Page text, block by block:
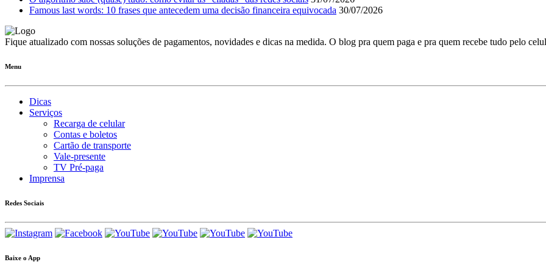
Famous last words: 10 frases que antecedem uma decisão financeira equivocada 30/07/2026
Fique atualizado com nossas soluções de pagamentos, novidades e dicas na medida. O blog pra quem paga e pra quem recebe tudo pelo
Menu
Dicas
Serviços
Recarga de celular
Contas e boletos
Cartão de transporte
Vale-presente
TV Pré-paga
Imprensa
Redes Sociais
Baixe o App